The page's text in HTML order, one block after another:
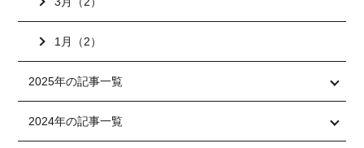
1月（2）
2025年の記事一覧
2024年の記事一覧